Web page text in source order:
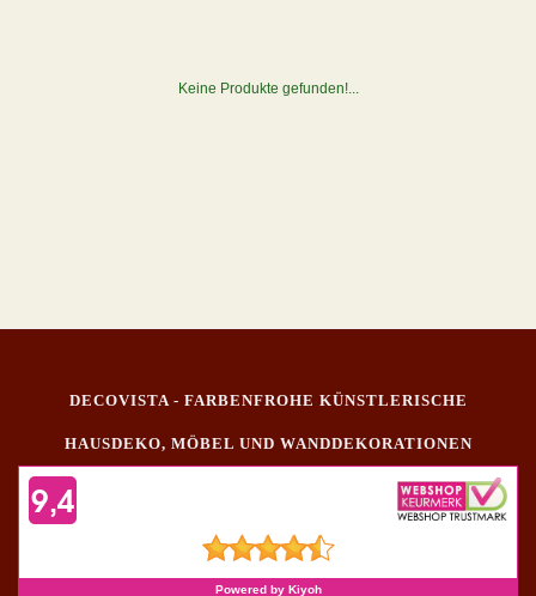
Keine Produkte gefunden!...
DECOVISTA - FARBENFROHE KÜNSTLERISCHE
HAUSDEKO, MÖBEL UND WANDDEKORATIONEN